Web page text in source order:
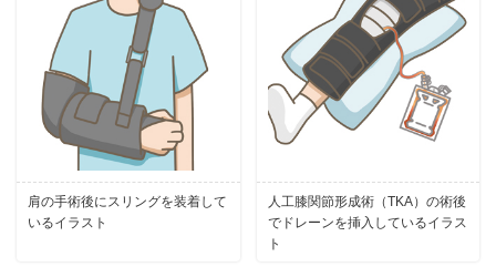
肩の手術後にスリングを装着して
いるイラスト
人工膝関節形成術（TKA）の術後
でドレーンを挿入しているイラス
ト